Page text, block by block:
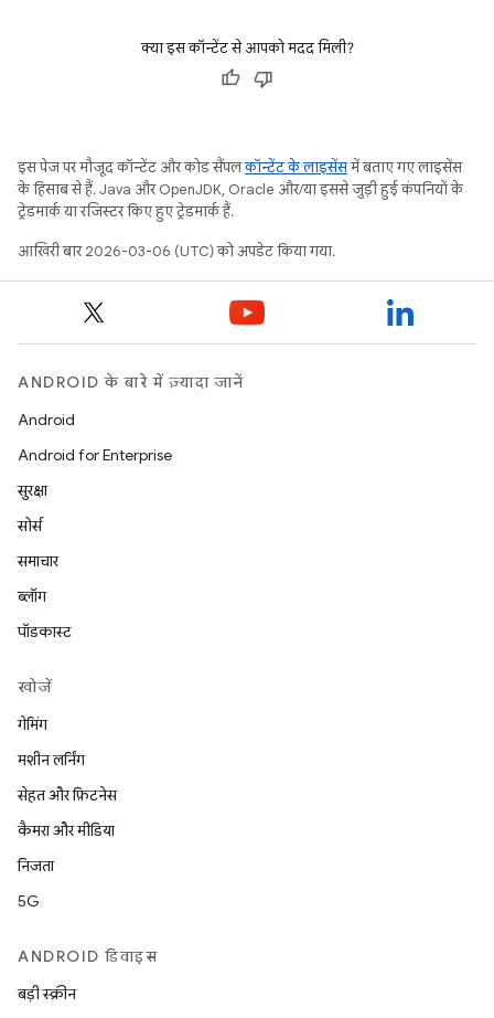
क्या इस कॉन्टेंट से आपको मदद मिली?
इस पेज पर मौजूद कॉन्टेंट और कोड सैंपलकॉन्टेंट के लाइसेंसमें बताए गए लाइसेंस
के हिसाब से हैं. Java और OpenJDK, Oracle और/या इससे जुड़ी हुई कंपनियों के
ट्रेडमार्क या रजिस्टर किए हुए ट्रेडमार्क हैं.
आखिरी बार 2026-03-06 (UTC) को अपडेट किया गया.
ANDROID के बारे में ज़्यादा जानें
Android
Android for Enterprise
सुरक्षा
सोर्स
समाचार
ब्लॉग
पॉडकास्ट
खोजें
गेमिंग
मशीन लर्निंग
सेहत और फ़िटनेस
कैमरा और मीडिया
निजता
5G
ANDROID डिवाइस
बड़ी स्क्रीन